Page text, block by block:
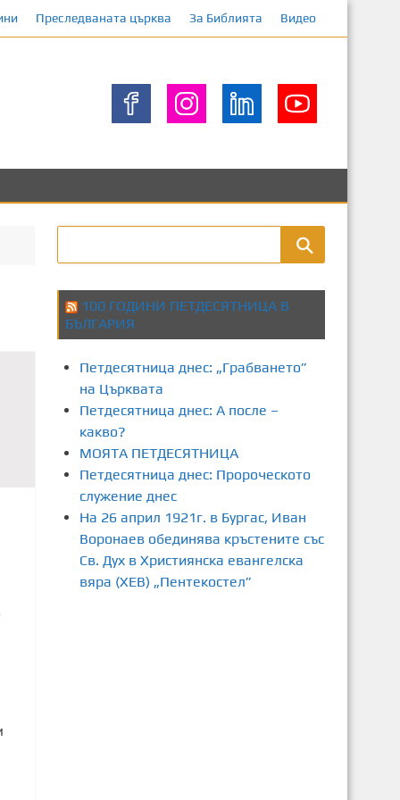
Преследваната църква За Библията Видео
100 ГОДИНИ ПЕТДЕСЯТНИЦА В
БЪЛГАРИЯ
Петдесятница днес: „Грабването”
на Църквата
Петдесятница днес: А после –
какво?
МОЯТА ПЕТДЕСЯТНИЦА
Петдесятница днес: Пророческото
служение днес
На 26 април 1921г. в Бургас, Иван
Воронаев обединява кръстените със
Св. Дух в Християнска евангелска
вяра (ХЕВ) „Пентекостел”